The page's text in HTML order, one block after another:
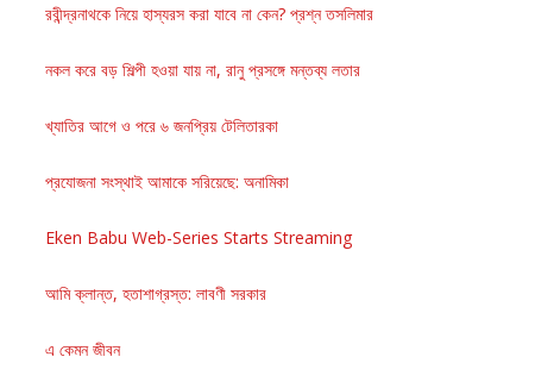
রবীন্দ্রনাথকে নিয়ে হাস্যরস করা যাবে না কেন? প্রশ্ন তসলিমার
নকল করে বড় শিল্পী হওয়া যায় না, রানু প্রসঙ্গে মন্তব্য লতার
খ্যাতির আগে ও পরে ৬ জনপ্রিয় টেলিতারকা
প্রযোজনা সংস্থাই আমাকে সরিয়েছে: অনামিকা
Eken Babu Web-Series Starts Streaming
আমি ক্লান্ত, হতাশাগ্রস্ত: লাবণী সরকার
এ কেমন জীবন